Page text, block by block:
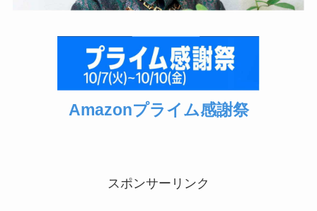
Amazonプライム感謝祭
スポンサーリンク